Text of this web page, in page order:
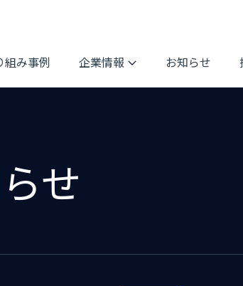
組み事例 企業情報 お知らせ
せ